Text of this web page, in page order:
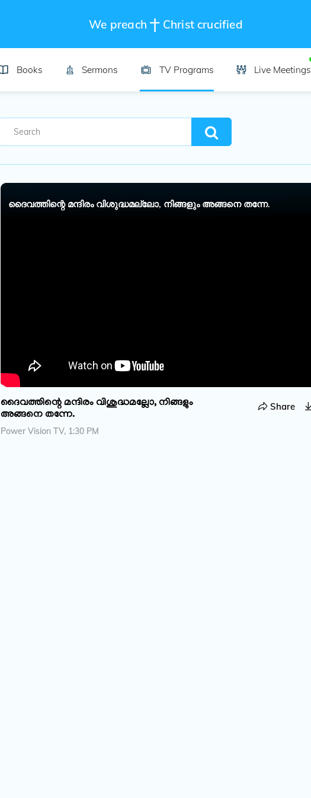
We preach Christ crucified
Books Sermons TV Programs Live Meetings
ദൈവത്തിന്റെ മന്ദിരം വിശുദ്ധമല്ലോ, നിങ്ങളും അങ്ങനെ തന്നേ.
ദൈവത്തിന്റെ മന്ദിരം വിശുദ്ധമല്ലോ, നിങ്ങളും
അങ്ങനെ തന്നേ.
Power Vision TV, 1:30 PM
Share